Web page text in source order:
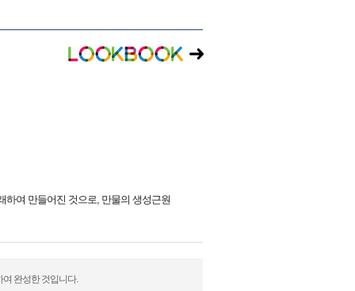
하여 만들어진 것으로, 만물의 생성근원
여 완성한 것입니다.